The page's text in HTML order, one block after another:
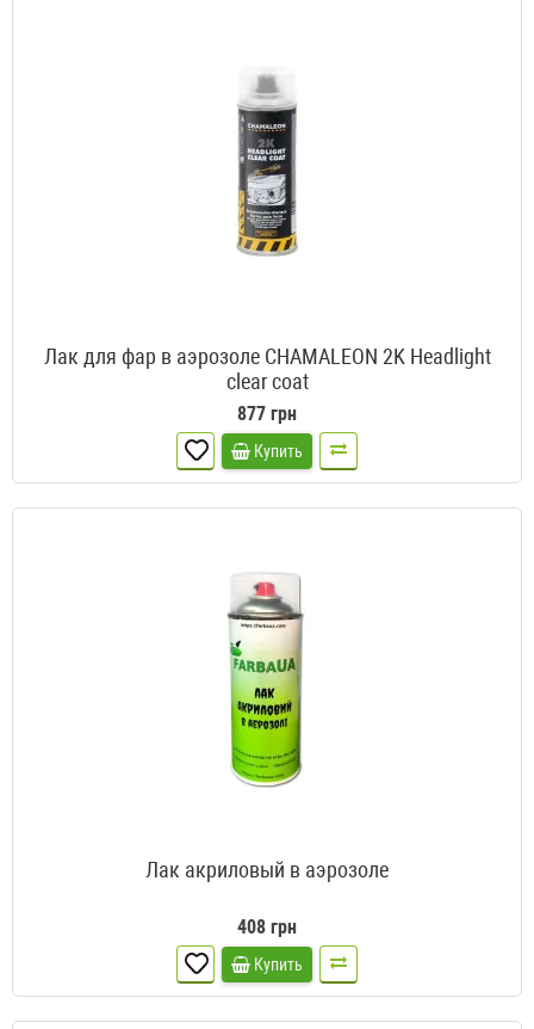
Лак для фар в аэрозоле CHAMALEON 2K Headlight
clear coat
877 грн
Купить
Лак акриловый в аэрозоле
408 грн
Купить